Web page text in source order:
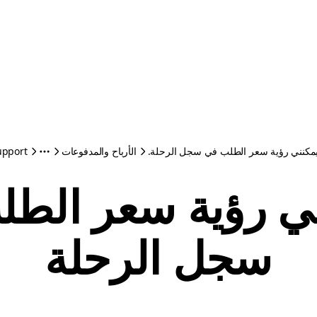
الأرباح والمدفوعات يمكنني رؤية سعر الطلب في سجل الرحلة
سجل الرحلة